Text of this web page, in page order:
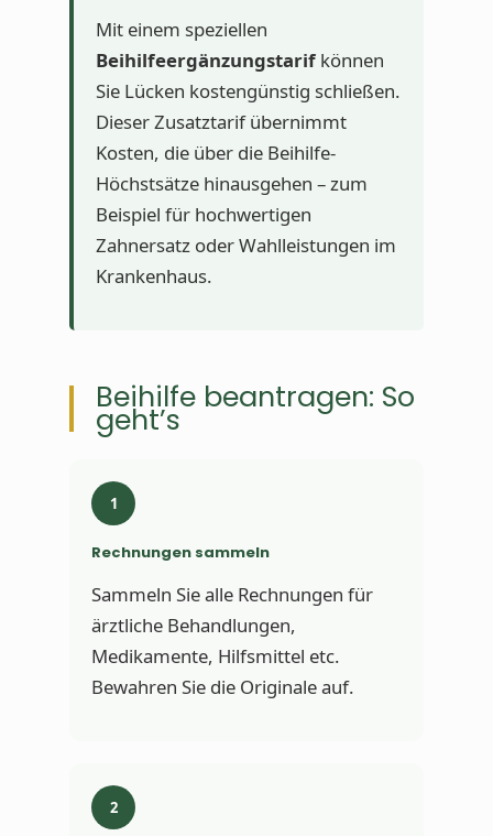
Mit einem speziellen
Beihilfeergänzungstarif können
Sie Lücken kostengünstig schließen.
Dieser Zusatztarif übernimmt
Kosten, die über die Beihilfe-
Höchstsätze hinausgehen – zum
Beispiel für hochwertigen
Zahnersatz oder Wahlleistungen im
Krankenhaus.
Beihilfe beantragen: So
geht’s
1
Rechnungen sammeln
Sammeln Sie alle Rechnungen für
ärztliche Behandlungen,
Medikamente, Hilfsmittel etc.
Bewahren Sie die Originale auf.
2